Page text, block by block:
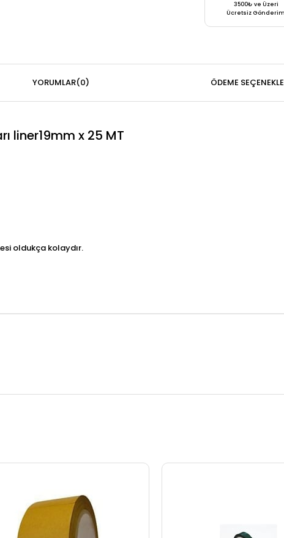
3500₺ ve Üzeri
Ücretsiz Gönderim
YORUMLAR(0) ÖDEME
liner19mm x 25 MT
oldukça kolaydır.